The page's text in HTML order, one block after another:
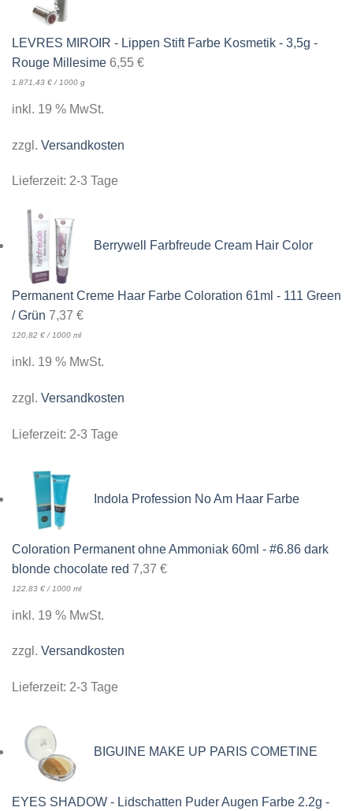
LEVRES MIROIR - Lippen Stift Farbe Kosmetik - 3,5g -
Rouge Millesime 6,55 €
1.871,43 € / 1000 g
inkl. 19 % MwSt.
zzgl. Versandkosten
Lieferzeit: 2-3 Tage
Berrywell Farbfreude Cream Hair Color
Permanent Creme Haar Farbe Coloration 61ml - 111 Green
/ Grün 7,37 €
120,82 € / 1000 ml
inkl. 19 % MwSt.
zzgl. Versandkosten
Lieferzeit: 2-3 Tage
Indola Profession No Am Haar Farbe
Coloration Permanent ohne Ammoniak 60ml - #6.86 dark
blonde chocolate red 7,37 €
122,83 € / 1000 ml
inkl. 19 % MwSt.
zzgl. Versandkosten
Lieferzeit: 2-3 Tage
BIGUINE MAKE UP PARIS COMETINE
EYES SHADOW - Lidschatten Puder Augen Farbe 2.2g -